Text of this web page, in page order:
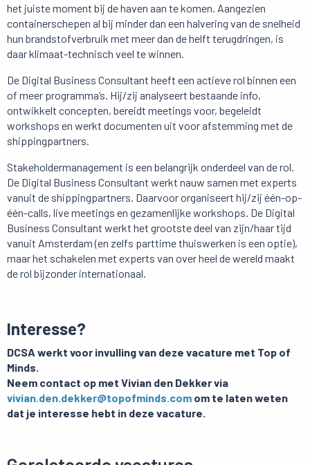
het juiste moment bij de haven aan te komen. Aangezien
containerschepen al bij minder dan een halvering van de snelheid
hun brandstofverbruik met meer dan de helft terugdringen, is
daar klimaat-technisch veel te winnen.
De Digital Business Consultant heeft een actieve rol binnen een
of meer programma’s. Hij/zij analyseert bestaande info,
ontwikkelt concepten, bereidt meetings voor, begeleidt
workshops en werkt documenten uit voor afstemming met de
shippingpartners.
Stakeholdermanagement is een belangrijk onderdeel van de rol.
De Digital Business Consultant werkt nauw samen met experts
vanuit de shippingpartners. Daarvoor organiseert hij/zij één-op-
één-calls, live meetings en gezamenlijke workshops. De Digital
Business Consultant werkt het grootste deel van zijn/haar tijd
vanuit Amsterdam (en zelfs parttime thuiswerken is een optie),
maar het schakelen met experts van over heel de wereld maakt
de rol bijzonder internationaal.
Interesse?
DCSA werkt voor invulling van deze vacature met Top of
Minds.
Neem contact op met Vivian den Dekker via
vivian.den.dekker@topofminds.com om te laten weten
dat je interesse hebt in deze vacature.